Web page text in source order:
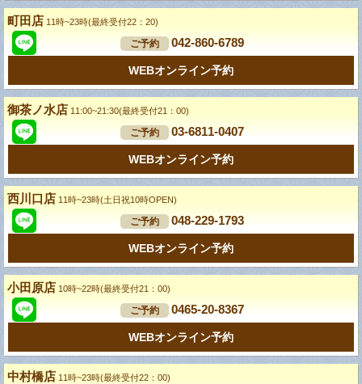
町田店 11時~23時(最終受付22：20)
ご予約 042-860-6789
WEBオンライン予約
御茶ノ水店 11:00~21:30(最終受付21：00)
ご予約 03-6811-0407
WEBオンライン予約
西川口店 11時~23時(土日祝10時OPEN)
ご予約 048-229-1793
WEBオンライン予約
小田原店 10時~22時(最終受付21：00)
ご予約 0465-20-8367
WEBオンライン予約
中村橋店 11時~23時(最終受付22：00)